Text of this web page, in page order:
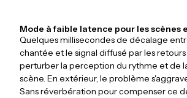
Mode à faible latence pour les scènes
Quelques millisecondes de décalage
chantée et le signal diffusé par les
perturber la perception du rythme et de
scène. En extérieur, le problème
Sans réverbération pour compenser ce